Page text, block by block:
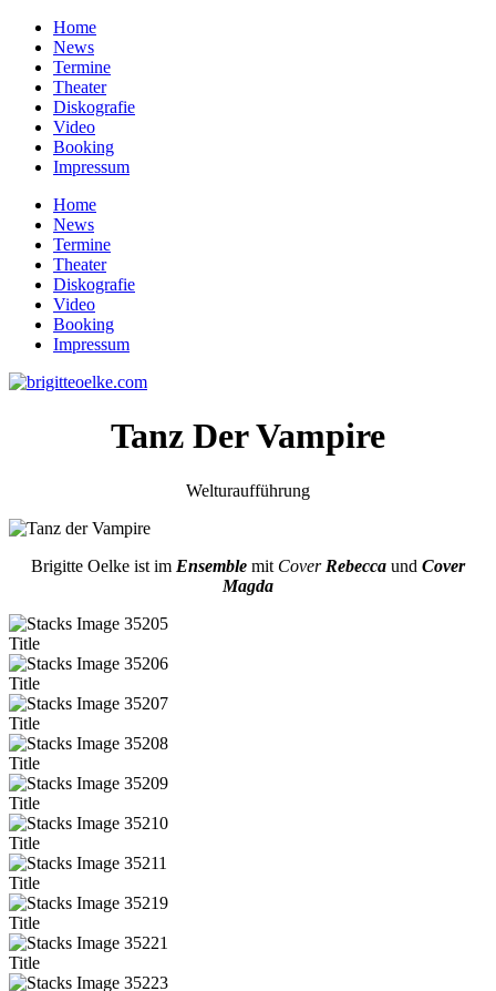
Home
News
Termine
Theater
Diskografie
Video
Booking
Impressum
Home
News
Termine
Theater
Diskografie
Video
Booking
Impressum
Tanz Der Vampire
Welturaufführung
Brigitte Oelke ist im Ensemble mit Cover Rebecca und Cover
Magda
Title
Title
Title
Title
Title
Title
Title
Title
Title